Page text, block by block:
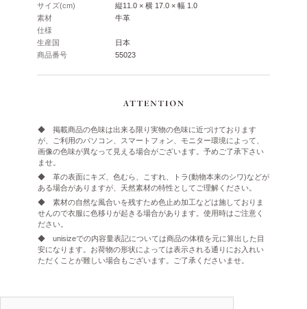
サイズ(cm)
縦11.0 × 横 17.0 × 幅 1.0
素材
牛革
仕様
生産国
日本
商品番号
55023
◆ 掲載商品の色味は出来る限り実物の色味に近づけております
が、ご利用のパソコン、スマートフォン、モニター環境によって、
画像の色味が異なって見える場合がございます。予めご了承下さい
ませ。
◆ 革の表面にキズ、色むら、こすれ、トラ(動物本来のシワ)などが
ある場合がありますが、天然素材の特性としてご理解ください。
◆ 素材の自然な風合いを残すため色止め加工などは施しておりま
せんので衣服に色移りが起きる場合があります。使用時はご注意く
ださい。
◆ unisizeでの内容量表記については商品の体積を元に算出した目
安になります。お荷物の形状によっては表示される通りにお入れい
ただくことが難しい場合もございます。ご了承くださいませ。